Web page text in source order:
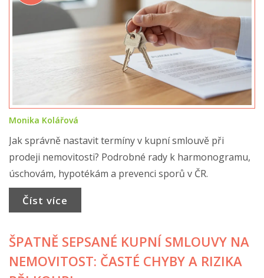
Monika Kolářová
Jak správně nastavit termíny v kupní smlouvě při
prodeji nemovitosti? Podrobné rady k harmonogramu,
úschovám, hypotékám a prevenci sporů v ČR.
Číst více
ŠPATNĚ SEPSANÉ KUPNÍ SMLOUVY NA
NEMOVITOST: ČASTÉ CHYBY A RIZIKA